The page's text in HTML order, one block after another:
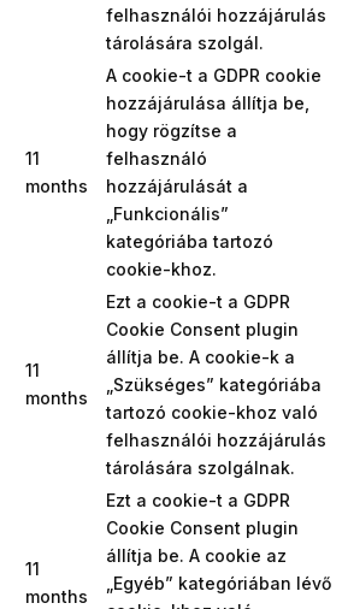
felhasználói hozzájárulás
tárolására szolgál.
11
months
A cookie-t a GDPR cookie
hozzájárulása állítja be,
hogy rögzítse a
felhasználó
hozzájárulását a
„Funkcionális”
kategóriába tartozó
cookie-khoz.
11
months
Ezt a cookie-t a GDPR
Cookie Consent plugin
állítja be. A cookie-k a
„Szükséges” kategóriába
tartozó cookie-khoz való
felhasználói hozzájárulás
tárolására szolgálnak.
11
months
Ezt a cookie-t a GDPR
Cookie Consent plugin
állítja be. A cookie az
„Egyéb” kategóriában lévő